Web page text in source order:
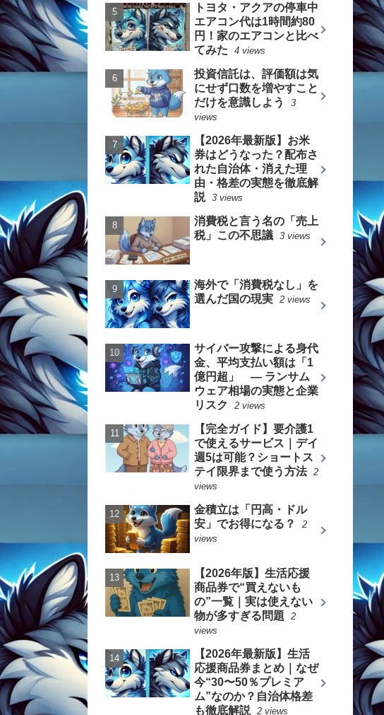
トヨタ・アクアの停車中
エアコン代は1時間約80
円！家のエアコンと比べ
てみた
4 views
投資信託は、評価額は気
にせず口数を増やすこと
だけを意識しよう
3
views
【2026年最新版】お米
券はどうなった？配布さ
れた自治体・消えた理
由・格差の実態を徹底解
説 3 views
消費税と言う名の「売上
税」この不思議 3 views
海外で「消費税なし」を
選んだ国の現実 2 views
サイバー攻撃による身代
金、平均支払い額は「1
億円超」 ― ランサム
ウェア相場の実態と企業
リスク
2 views
【完全ガイド】要介護1
で使えるサービス｜デイ
週5は可能？ショートス
テイ限界まで使う方法 2
views
金積立は「円高・ドル
安」でお得になる？
2
views
【2026年版】生活応援
商品券で“買えないも
の”一覧｜実は使えない
物が多すぎる問題
2
views
【2026年最新版】生活
応援商品券まとめ｜なぜ
今“30〜50％プレミア
ム”なのか？自治体格差
も徹底解説 2 views